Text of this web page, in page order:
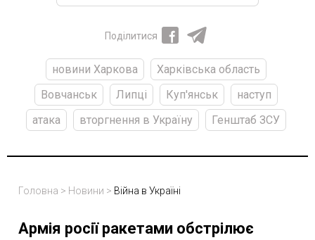
Поділитися
новини Харкова
Харківська область
Вовчанськ
Липці Куп'янськ
наступ
атака
вторгнення в Україну Генштаб ЗСУ
Головна > Новини > Війна в Україні
Армія росії ракетами обстрілює